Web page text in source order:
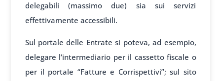
delegabili (massimo due) sia sui servizi
effettivamente accessibili.
Sul portale delle Entrate si poteva, ad esempio,
delegare l’intermediario per il cassetto fiscale o
per il portale “Fatture e Corrispettivi”; sul sito